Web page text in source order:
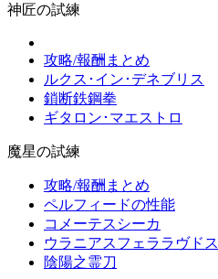
神匠の試練
攻略/報酬まとめ
ルクス･イン･デネブリス
鎖断鉄鋼拳
ギタロン･マエストロ
魔星の試練
攻略/報酬まとめ
ペルフィードの性能
コメーテスシーカ
ウラニアスフェララヴドス
陰陽之霊刀